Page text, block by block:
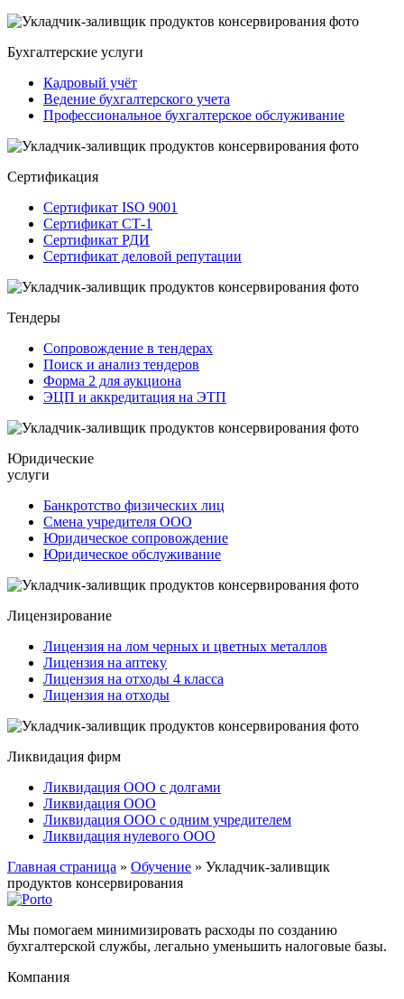
Бухгалтерские услуги
Кадровый учёт
Ведение бухгалтерского учета
Профессиональное бухгалтерское обслуживание
Сертификация
Сертификат ISO 9001
Сертификат СТ-1
Сертификат РДИ
Сертификат деловой репутации
Тендеры
Сопровождение в тендерах
Поиск и анализ тендеров
Форма 2 для аукциона
ЭЦП и аккредитация на ЭТП
Юридические
услуги
Банкротство физических лиц
Смена учредителя ООО
Юридическое сопровождение
Юридическое обслуживание
Лицензирование
Лицензия на лом черных и цветных металлов
Лицензия на аптеку
Лицензия на отходы 4 класса
Лицензия на отходы
Ликвидация фирм
Ликвидация ООО с долгами
Ликвидация ООО
Ликвидация ООО с одним учредителем
Ликвидация нулевого ООО
Главная страница » Обучение » Укладчик-заливщик
продуктов консервирования
Мы помогаем минимизировать расходы по созданию
бухгалтерской службы, легально уменьшить налоговые базы.
Компания